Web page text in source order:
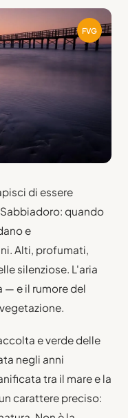
FVG
di essere
quando
e
Alti, profumati,
silenziose. L'aria
— e il rumore del
e verde delle
negli anni
tra il mare e la
carattere preciso: